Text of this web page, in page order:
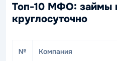
Топ-10 МФО: займы
круглосуточно
№ Компания